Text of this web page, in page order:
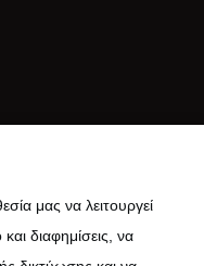
μας να λειτουργεί
διαφημίσεις, να